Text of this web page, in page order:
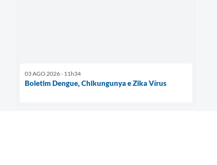
03 AGO 2026 - 11h34
Boletim Dengue, Chikungunya e Zika Vírus